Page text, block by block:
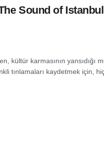
Sound of Istanbul
kültür karmasının yansıdığı
tınlamaları kaydetmek için,